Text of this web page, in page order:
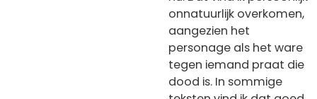
onnatuurlijk overkomen,
aangezien het
personage als het ware
tegen iemand praat die
dood is. In sommige